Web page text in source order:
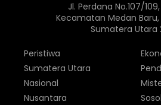
Jl. Perdana No.107/
Kecamatan Medan
Sumatera Utara
Peristiwa
Sumatera Utara
Nasional
Nusantara